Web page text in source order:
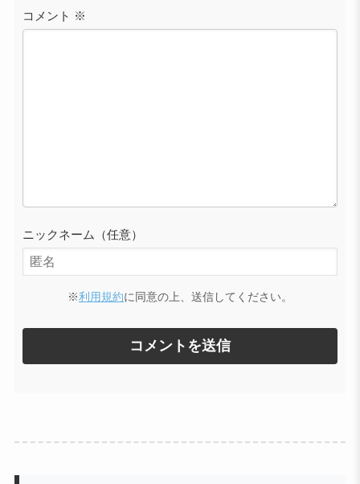
コメント ※
ニックネーム（任意）
※利用規約に同意の上、送信してください。